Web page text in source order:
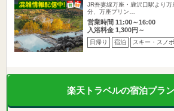
JR吾妻線万座・鹿沢口駅より
分、万座プリン…
営業時間 11:00～16:00
入浴料金 1,300円～
日帰り 宿泊 スキー・スノボ
楽天トラベルの宿泊プラ